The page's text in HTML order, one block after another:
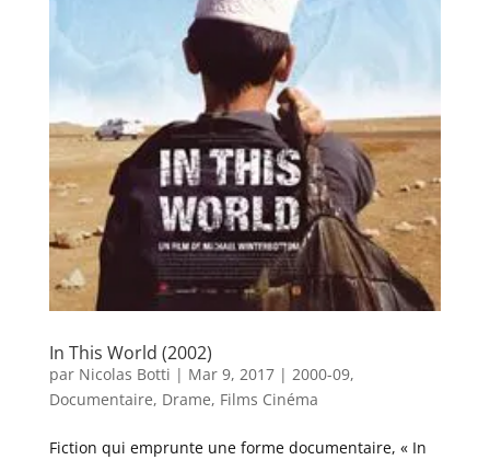
In This World (2002)
par Nicolas Botti | Mar 9, 2017| 2000-09,
Documentaire, Drame, Films Cinéma
Fiction qui emprunte une forme documentaire, « In